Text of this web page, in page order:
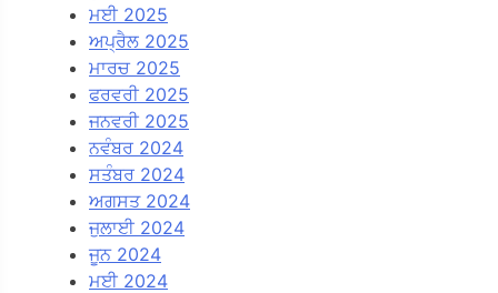
ਮਈ 2025
ਅਪ੍ਰੈਲ 2025
ਮਾਰਚ 2025
ਫਰਵਰੀ 2025
ਜਨਵਰੀ 2025
ਨਵੰਬਰ 2024
ਸਤੰਬਰ 2024
ਅਗਸਤ 2024
ਜੁਲਾਈ 2024
ਜੂਨ 2024
ਮਈ 2024